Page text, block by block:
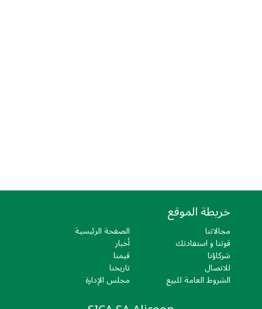
خريطة الموقع
الصفحة الرئيسية
أخبار
قيمنا
تاريخنا
مجلس الإدارة
مجالاتنا
قوتنا و استفادتك
شركاؤنا
للاتصال
الشروط العامة للبيع